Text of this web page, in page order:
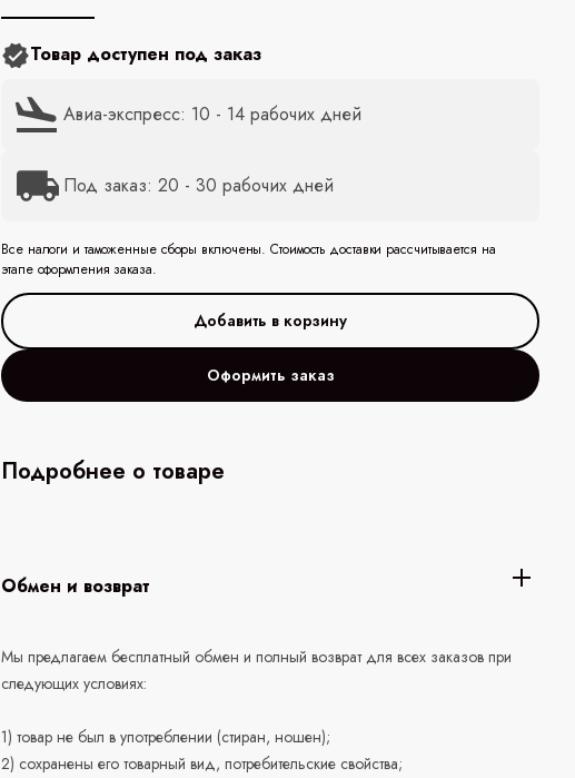
Товар доступен под заказ
Авиа-экспресс: 10 - 14 рабочих дней
Под заказ: 20 - 30 рабочих дней
Все налоги и таможенные сборы включены. Стоимость доставки рассчитывается на
этапе оформления заказа.
Оформить заказ
Подробнее о товаре
Обмен и возврат
Мы предлагаем бесплатный обмен и полный возврат для всех заказов при
следующих условиях:
1) товар не был в употреблении (стиран, ношен);
2) сохранены его товарный вид, потребительские свойства;